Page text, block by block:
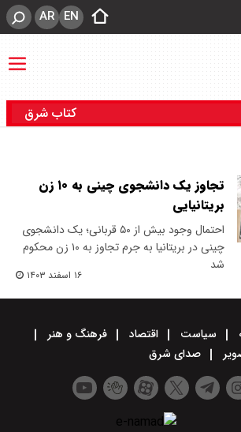
EN
AR
کتاب شرق
تجاوز یک دانشجوی چینی به ۱۰ زن
بریتانیایی
احتمال وجود بیش از ۵۰ قربانی؛ یک دانشجوی
چینی در بریتانیا به جرم تجاوز به ۱۰ زن محکوم
شد
۱۶ اسفند ۱۴۰۳
سیاست اقتصاد
فرهنگ و هنر
صدای شرق